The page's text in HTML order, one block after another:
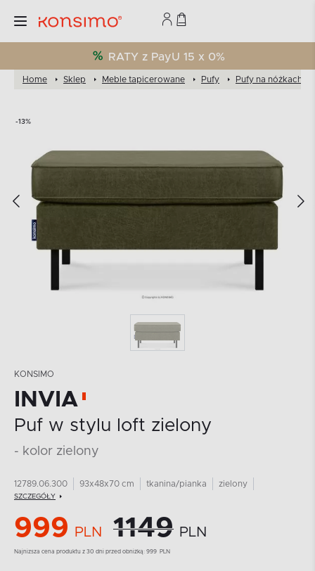
RATY z PayU 15 x 0%
Home Sklep Meble tapicerowane Pufy Pufy na nóżkach
-13%
KONSIMO
INVIA
Puf w stylu loft zielony
- kolor zielony
12789.06.300 93x48x70 cm tkanina/pianka zielony
SZCZEGÓŁY
999 PLN 1149 PLN
Najnizsza cena produktu z 30 dni przed obniżką: 999 PLN